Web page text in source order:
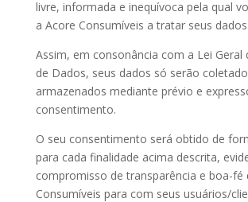
livre, informada e inequívoca pela qual
a Acore Consumíveis a tratar seus dados.
Assim, em consonância com a Lei Geral
de Dados, seus dados só serão
armazenados mediante prévio e
consentimento.
O seu consentimento será obtido de
para cada finalidade acima descrita,
compromisso de transparência e boa-fé
Consumíveis para com seus usuários/